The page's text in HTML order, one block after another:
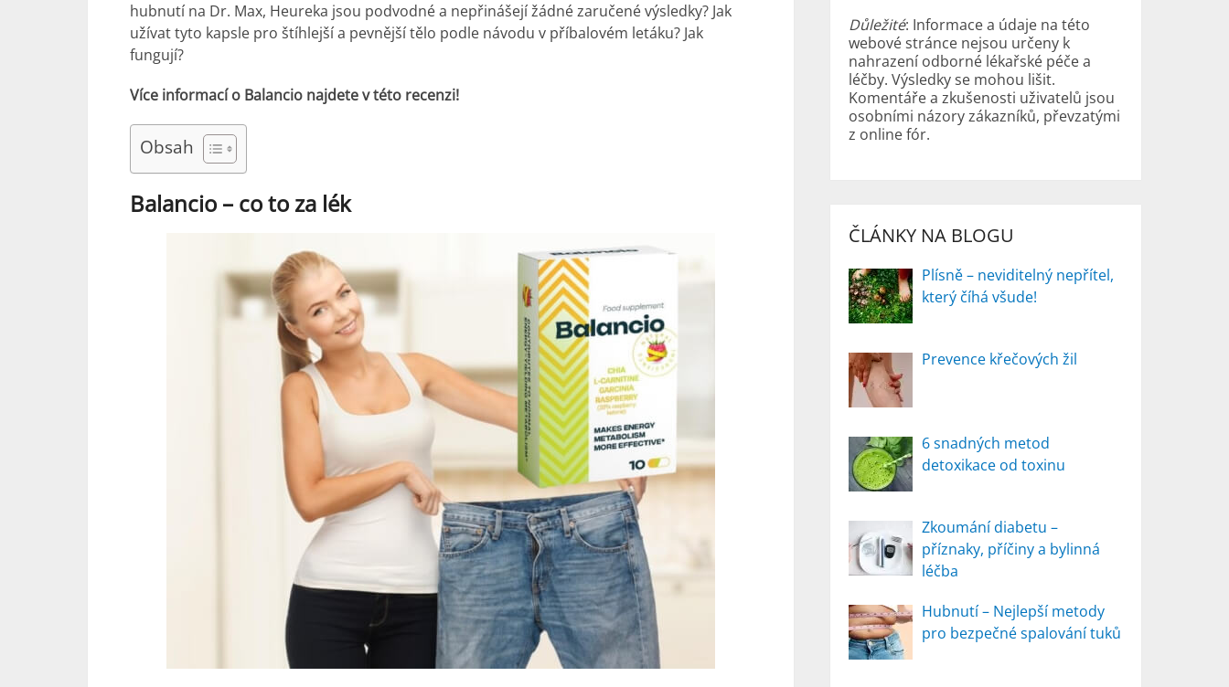
hubnutí na Dr. Max, Heureka jsou podvodné a nepřinášejí žádné zaručené výsledky? Jak
užívat tyto kapsle pro štíhlejší a pevnější tělo podle návodu v příbalovém letáku? Jak
fungují?
Více informací o Balancio najdete v této recenzi!
Obsah
Balancio – co to za lék
Důležité: Informace a údaje na této
webové stránce nejsou určeny k
nahrazení odborné lékařské péče a
léčby. Výsledky se mohou lišit.
Komentáře a zkušenosti uživatelů jsou
osobními názory zákazníků, převzatými
z online fór.
ČLÁNKY NA BLOGU
Plísně – neviditelný nepřítel,
který číhá všude!
Prevence křečových žil
6 snadných metod
detoxikace od toxinu
Zkoumání diabetu –
příznaky, příčiny a bylinná
léčba
Hubnutí – Nejlepší metody
pro bezpečné spalování tuků